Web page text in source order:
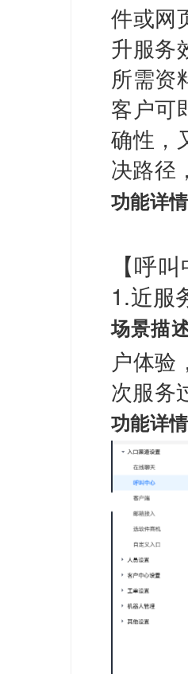
件或网
升服务
所需资
客户可
确性，
决路径
功能详
【呼
1.近服
场景描
户体验
次服务
功能详